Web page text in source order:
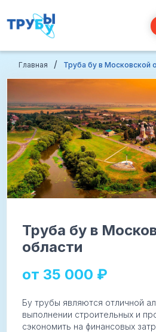
Главная / Труба бу в Московской
Труба бу в
области
от 35 000 ₽
Бу трубы являются отличной
выполнении строительных и
сэкономить на финансовых